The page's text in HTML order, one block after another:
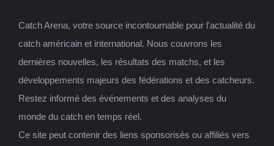
Catch Arena, votre source incontournable pour l'actualité du
catch américain et international. Nous couvrons les
dernières nouvelles, les résultats des matchs, et les
développements majeurs des fédérations et des catcheurs.
Restez informé des événements et des analyses du
monde du catch en temps réel.
Ce site peut contenir des liens sponsorisés ou affiliés vers